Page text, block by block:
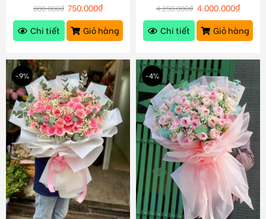
800.000₫ 750.000₫
Chi tiết
Giỏ hàng
4.250.000₫ 4.000.000₫
Chi tiết
Giỏ hàng
-9% -4%